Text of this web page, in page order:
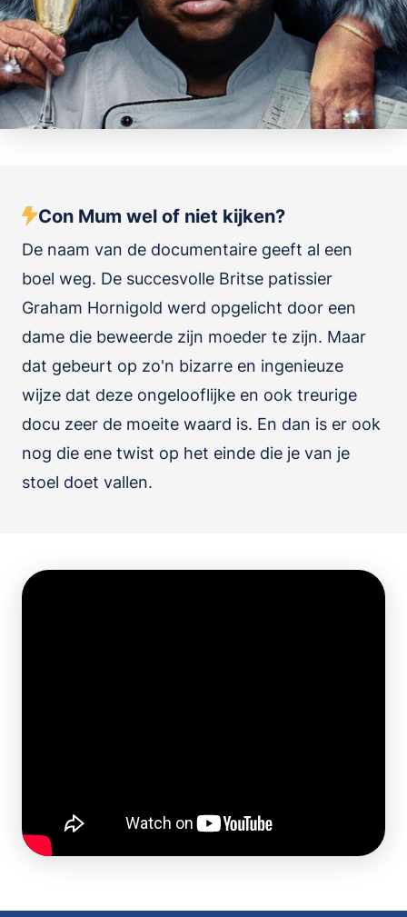
Con Mum wel of niet kijken?
De naam van de documentaire geeft al een
boel weg. De succesvolle Britse patissier
Graham Hornigold werd opgelicht door een
dame die beweerde zijn moeder te zijn. Maar
dat gebeurt op zo'n bizarre en ingenieuze
wijze dat deze ongelooflijke en ook treurige
docu zeer de moeite waard is. En dan is er ook
nog die ene twist op het einde die je van je
stoel doet vallen.